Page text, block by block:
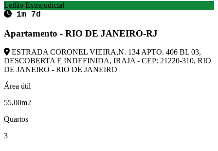
Leilão Extrajudicial
1m 7d
Apartamento - RIO DE JANEIRO-RJ
ESTRADA CORONEL VIEIRA,N. 134 APTO. 406 BL 03,
DESCOBERTA E INDEFINIDA, IRAJA - CEP: 21220-310, RIO
DE JANEIRO - RIO DE JANEIRO
Área útil
55,00m2
Quartos
3